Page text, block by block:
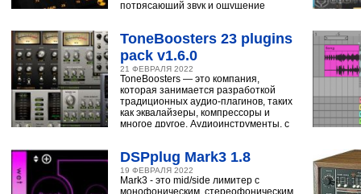
потрясающий звук и ощущение
ToneBoosters 23 plugins
pack v1.6.0
21 ФЕВРАЛЯ 2022
ToneBoosters — это компания,
которая занимается разработкой
традиционных аудио-плагинов, таких
как эквалайзеры, компрессоры и
многое другое. Аудиоинструменты, с
DSPplug Mark3 1.8
19 ФЕВРАЛЯ 2022
Mark3 - это mid/side лимитер с
монофоническим, стереофоническим